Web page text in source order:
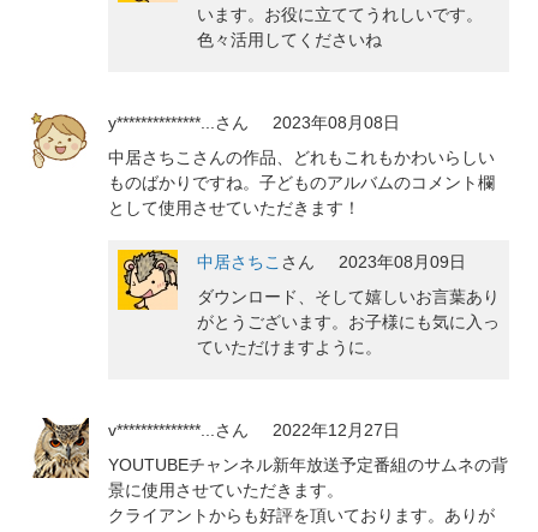
います。お役に立ててうれしいです。
色々活用してくださいね
y**************... さん
2023年08月08日
中居さちこさんの作品、どれもこれもかわいらしい
ものばかりですね。子どものアルバムのコメント欄
として使用させていただきます！
中居さちこ さん
2023年08月09日
ダウンロード、そして嬉しいお言葉あり
がとうございます。お子様にも気に入っ
ていただけますように。
v**************... さん
2022年12月27日
YOUTUBEチャンネル新年放送予定番組のサムネの背
景に使用させていただきます。
クライアントからも好評を頂いております。ありが